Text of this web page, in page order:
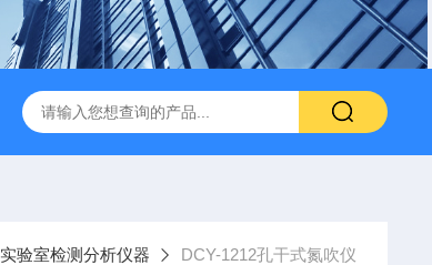
实验室检测分析仪器 DCY-1212孔干式氮吹仪